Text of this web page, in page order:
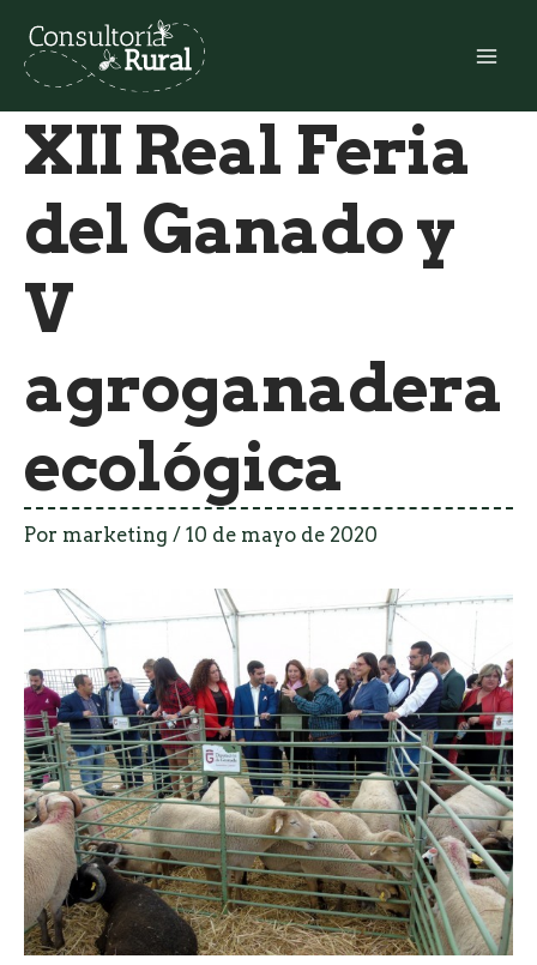
contenido
XII Real Feria
del Ganado y
V
agroganadera
ecológica
Por marketing / 10 de mayo de 2020